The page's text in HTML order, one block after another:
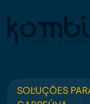
SOLUÇÕES